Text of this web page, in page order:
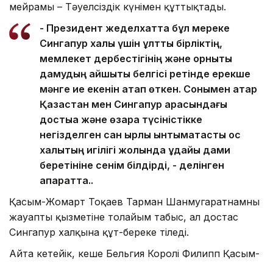
мейрамы – Тәуелсіздік күнімен құттықтады.
- Президент жеделхатта бұл мереке
Сингапур халқы үшін ұлттық бірліктің,
мемлекет дербестігінің және орнықты
дамудың айшықты белгісі ретінде ерекше
мәнге ие екенін атап өткен. Сонымен қатар
Қазақстан мен Сингапур арасындағы
достыққа және өзара түсіністікке
негізделген сан қырлы ынтымақтастық қос
халықтың игілігі жолында ұдайы дами
беретініне сенім білдірді, - делінген
ақпаратта..
Қасым-Жомарт Тоқаев Тарман Шанмугаратнамның
жауапты қызметіне толайым табыс, ал достас
Сингапур халқына құт-береке тіледі.
Айта кетейік, кеше Бельгия Королі Филипп Қасым-